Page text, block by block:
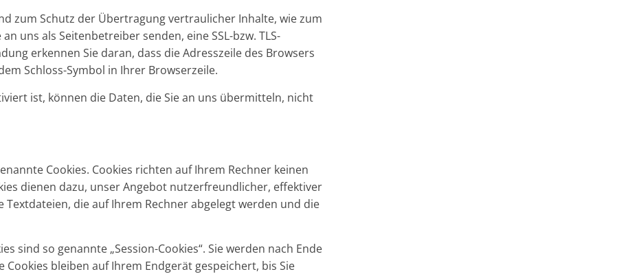
zum Schutz der Übertragung vertraulicher Inhalte, wie zum
uns als Seitenbetreiber senden, eine SSL-bzw. TLS-
erkennen Sie daran, dass die Adresszeile des Browsers
Schloss-Symbol in Ihrer Browserzeile.
ist, können die Daten, die Sie an uns übermitteln, nicht
Cookies. Cookies richten auf Ihrem Rechner keinen
dienen dazu, unser Angebot nutzerfreundlicher, effektiver
die auf Ihrem Rechner abgelegt werden und die
sind so genannte „Session-Cookies“. Sie werden nach Ende
bleiben auf Ihrem Endgerät gespeichert, bis Sie